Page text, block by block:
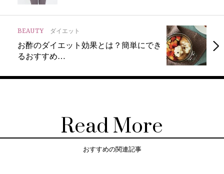
BEAUTY ダイエット
お酢のダイエット効果とは？簡単にでき
るおすすめ…
Read More
おすすめの関連記事